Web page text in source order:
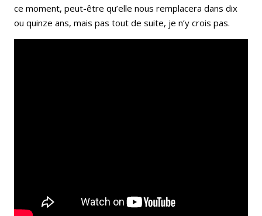
ce moment, peut-être qu’elle nous remplacera dans dix
ou quinze ans, mais pas tout de suite, je n’y crois pas.